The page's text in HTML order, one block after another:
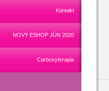
Kontakt
NOVÝ ESHOP JÚN 2020
Carboxyterapia